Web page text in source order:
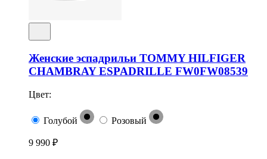
Женские эспадрильи TOMMY HILFIGER
CHAMBRAY ESPADRILLE FW0FW08539
Цвет:
Голубой Розовый
9 990 ₽